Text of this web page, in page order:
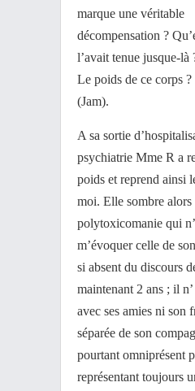
marque une véritable
décompensation ?
l’avait tenue jusque-là
Le poids de ce corps ?
(Jam).
A sa sortie
psychiatrie Mme R a
poids et reprend ainsi
moi. Elle sombre alors
polytoxicomanie qui
m’évoquer celle de
si absent du discours
maintenant 2 ans ; il
avec ses amies ni son
séparée de son
pourtant omniprésent
représentant toujours